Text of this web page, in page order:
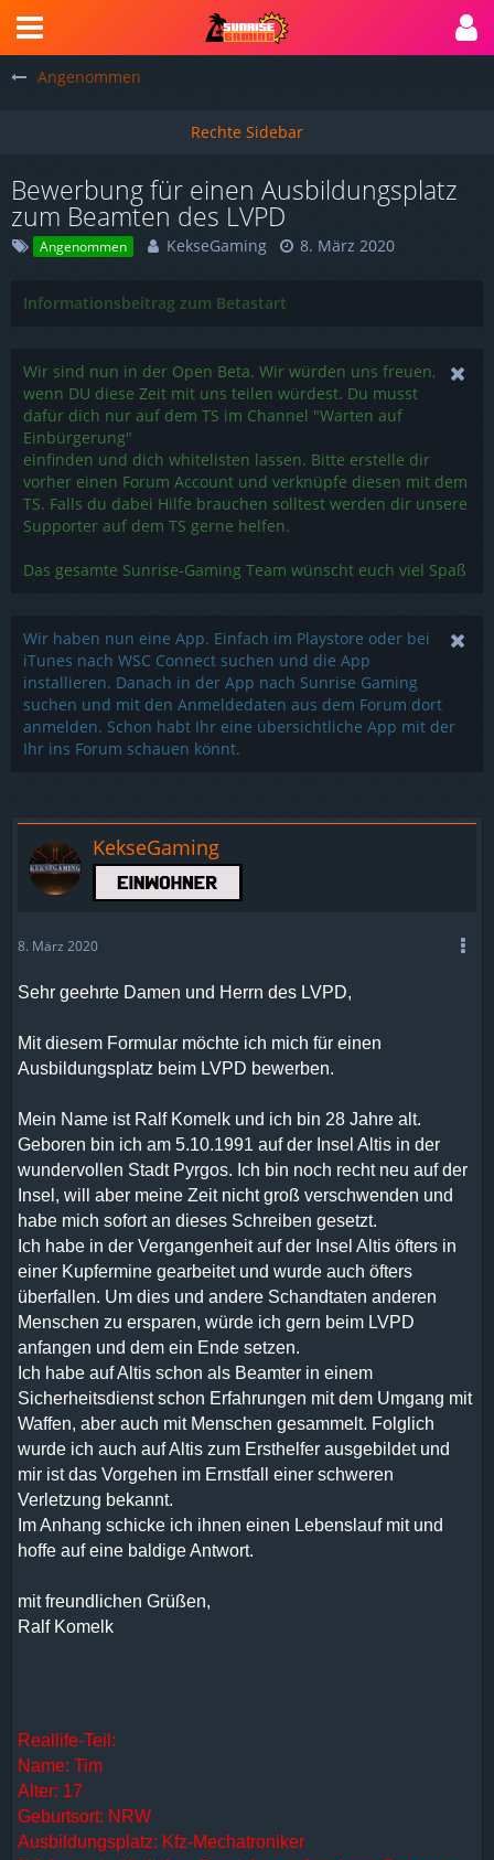
Angenommen
Bewerbung für einen Ausbildungsplatz
zum Beamten des LVPD
Angenommen KekseGaming 8. März 2020
Informationsbeitrag zum Betastart
Wir sind nun in der Open Beta. Wir würden uns freuen,
wenn DU diese Zeit mit uns teilen würdest. Du musst
dafür dich nur auf dem TS im Channel "Warten auf
Einbürgerung"
einfinden und dich whitelisten lassen. Bitte erstelle dir
vorher einen Forum Account und verknüpfe diesen mit dem
TS. Falls du dabei Hilfe brauchen solltest werden dir unsere
Supporter auf dem TS gerne helfen.
Das gesamte Sunrise-Gaming Team wünscht euch viel Spaß
Wir haben nun eine App. Einfach im Playstore oder bei
iTunes nach WSC Connect suchen und die App
installieren. Danach in der App nach Sunrise Gaming
suchen und mit den Anmeldedaten aus dem Forum dort
anmelden. Schon habt Ihr eine übersichtliche App mit der
Ihr ins Forum schauen könnt.
KekseGaming
8. März 2020
Sehr geehrte Damen und Herrn des LVPD,
Mit diesem Formular möchte ich mich für einen
Ausbildungsplatz beim LVPD bewerben.
Mein Name ist Ralf Komelk und ich bin 28 Jahre alt.
Geboren bin ich am 5.10.1991 auf der Insel Altis in der
wundervollen Stadt Pyrgos. Ich bin noch recht neu auf der
Insel, will aber meine Zeit nicht groß verschwenden und
habe mich sofort an dieses Schreiben gesetzt.
Ich habe in der Vergangenheit auf der Insel Altis öfters in
einer Kupfermine gearbeitet und wurde auch öfters
überfallen. Um dies und andere Schandtaten anderen
Menschen zu ersparen, würde ich gern beim LVPD
anfangen und dem ein Ende setzen.
Ich habe auf Altis schon als Beamter in einem
Sicherheitsdienst schon Erfahrungen mit dem Umgang mit
Waffen, aber auch mit Menschen gesammelt. Folglich
wurde ich auch auf Altis zum Ersthelfer ausgebildet und
mir ist das Vorgehen im Ernstfall einer schweren
Verletzung bekannt.
Im Anhang schicke ich ihnen einen Lebenslauf mit und
hoffe auf eine baldige Antwort.
mit freundlichen Grüßen,
Ralf Komelk
Reallife-Teil:
Name: Tim
Alter: 17
Geburtsort: NRW
Ausbildungsplatz: Kfz-Mechatroniker